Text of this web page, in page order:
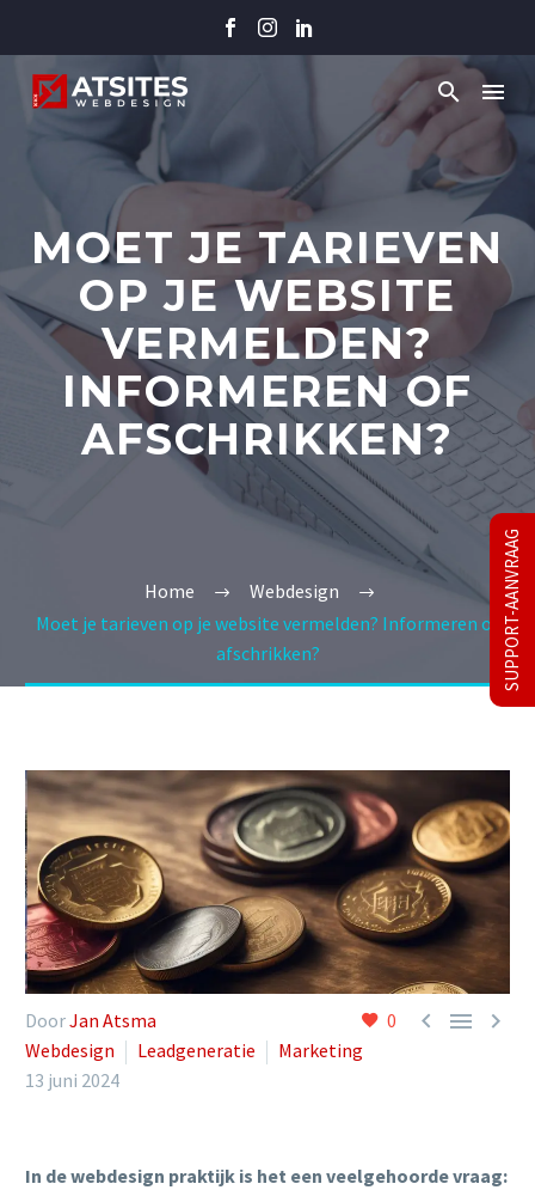
MOET JE TARIEVEN
OP JE WEBSITE
VERMELDEN?
INFORMEREN OF
AFSCHRIKKEN?
Home
Webdesign
Moet je tarieven op je website vermelden? Informeren of
afschrikken?
0   
DoorJan Atsma
Webdesign
Leadgeneratie
Marketing
13 juni 2024
In de webdesign praktijk is het een veelgehoorde vraag:
SUPPORT-AANVRAAG